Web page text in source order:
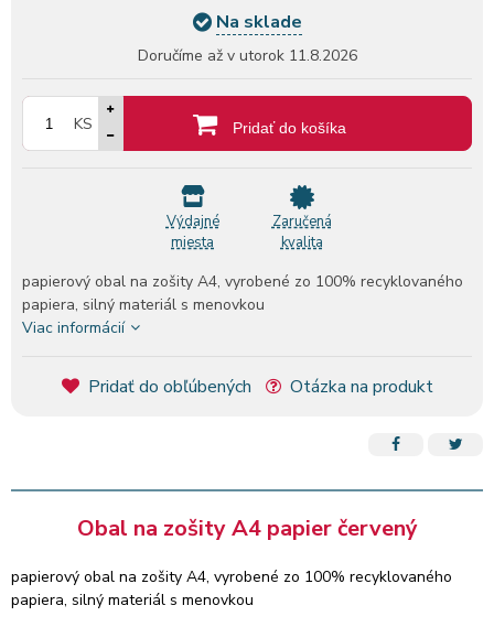
Na sklade
Doručíme až v utorok 11.8.2026
KS Pridať do košíka
Výdajné
miesta
Zaručená
kvalita
papierový obal na zošity A4, vyrobené zo 100% recyklovaného
papiera, silný materiál s menovkou
Viac informácií
Pridať do obľúbených Otázka na produkt
Obal na zošity A4 papier červený
papierový obal na zošity A4, vyrobené zo 100% recyklovaného
papiera, silný materiál s menovkou